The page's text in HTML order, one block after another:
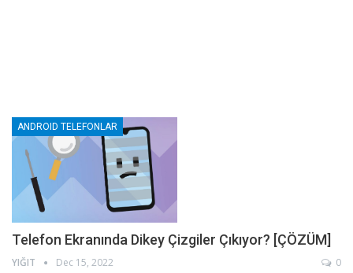
ANDROID TELEFONLAR
Telefon Ekranında Dikey Çizgiler Çıkıyor? [ÇÖZÜM]
YIĞIT Dec 15, 2022 0